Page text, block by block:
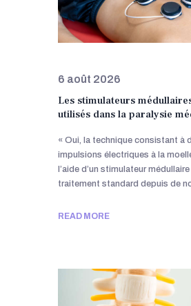
BLOG
CONTACTEZ
6 août 2026
Les stimulateurs
utilisés dans la paralysie
« Oui, la technique consistant à
impulsions électriques à la
l’aide d’un stimulateur
traitement standard depuis de
READ MORE